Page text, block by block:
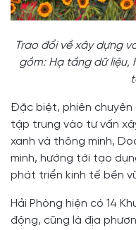
Trao đổi về xây dựng
gồm: Hạ tầng dữ liệu,
Đặc biệt, phiên chuyên
tập trung vào tư vấn
xanh và thông minh,
minh, hướng tới tạo
phát triển kinh tế bền
Hải Phòng hiện có 14
động, cũng là địa